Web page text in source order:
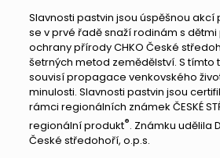
Slavnosti pastvin jsou úspěšnou akcí
se v prvé řadě snaží rodinám s
ochrany přírody CHKO České
šetrných metod zemědělství. S tímto
souvisí propagace venkovského
minulosti. Slavnosti pastvin jsou
rámci regionálních známek ČESKÉ
regionální produkt®. Známku udělila
České středohoří, o.p.s.